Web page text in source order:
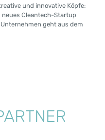
und innovative Köpfe:
neues Cleantech-Startup
geht aus dem